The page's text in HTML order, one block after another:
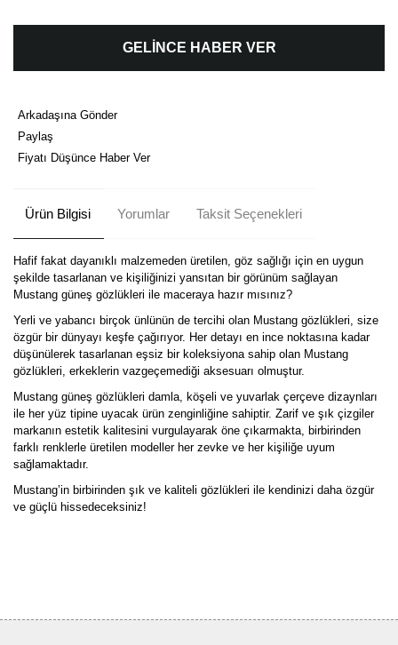
GELİNCE HABER VER
Arkadaşına Gönder
Paylaş
Fiyatı Düşünce Haber Ver
Ürün Bilgisi Yorumlar Taksit Seçenekleri
Hafif fakat dayanıklı malzemeden üretilen, göz sağlığı için en uygun
şekilde tasarlanan ve kişiliğinizi yansıtan bir görünüm sağlayan
Mustang güneş gözlükleri ile maceraya hazır mısınız?
Yerli ve yabancı birçok ünlünün de tercihi olan Mustang gözlükleri, size
özgür bir dünyayı keşfe çağırıyor. Her detayı en ince noktasına kadar
düşünülerek tasarlanan eşsiz bir koleksiyona sahip olan Mustang
gözlükleri, erkeklerin vazgeçemediği aksesuarı olmuştur.
Mustang güneş gözlükleri damla, köşeli ve yuvarlak çerçeve dizaynları
ile her yüz tipine uyacak ürün zenginliğine sahiptir. Zarif ve şık çizgiler
markanın estetik kalitesini vurgulayarak öne çıkarmakta, birbirinden
farklı renklerle üretilen modeller her zevke ve her kişiliğe uyum
sağlamaktadır.
Mustang’in birbirinden şık ve kaliteli gözlükleri ile kendinizi daha özgür
ve güçlü hissedeceksiniz!